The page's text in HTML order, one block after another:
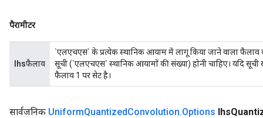
पैरामीटर
lhsफैलाव
`एलएचएस` के प्रत्येक स्थानिक आयाम में लागू किया जाने वाला
सूची (`एलएचएस` स्थानिक आयामों की संख्या) होनी चाहिए। यदि
फैलाव 1 पर सेट है।
सार्वजनिक UniformQuantizedConvolution.Options lhs